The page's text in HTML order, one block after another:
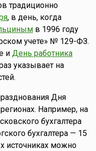
традиционно
, в день, когда
в 1996 году
учете» № 129-ФЗ.
и День работника
указывает на
Дня
Например, на
бухгалтера
бухгалтера — 15
источниках можно